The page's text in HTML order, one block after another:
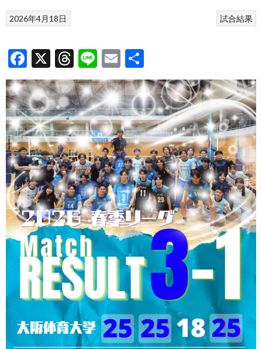
試合結果
2026年4月18日
Facebook
X Threads
LineEmail
有